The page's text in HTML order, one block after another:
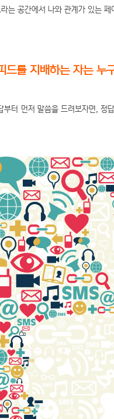
는 공간에서 나와 관계가 있는
드를 지배하는 자는 누
터 먼저 말씀을 드려보자면, 정